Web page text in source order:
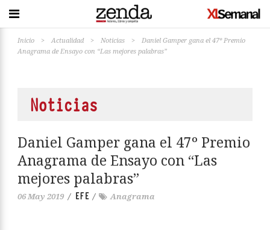
Inicio > Actualidad > Noticias >
Daniel Gamper gana el 47º Premio
Anagrama de Ensayo con “Las mejores palabras”
Noticias
Daniel Gamper gana el 47º Premio
Anagrama de Ensayo con “Las
mejores palabras”
06 May 2019 / EFE / Anagrama